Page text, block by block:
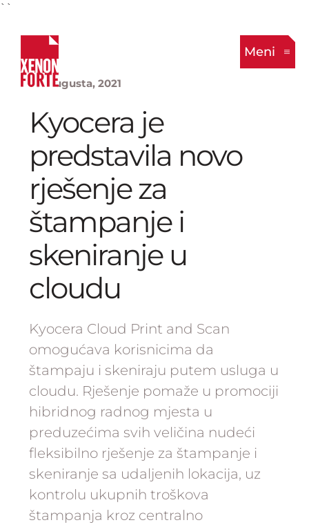
``
Meni
23. Augusta, 2021
Kyocera je
predstavila novo
rješenje za
štampanje i
skeniranje u
cloudu
Kyocera Cloud Print and Scan
omogućava korisnicima da
štampaju i skeniraju putem usluga u
cloudu. Rješenje pomaže u promociji
hibridnog radnog mjesta u
preduzećima svih veličina nudeći
fleksibilno rješenje za štampanje i
skeniranje sa udaljenih lokacija, uz
kontrolu ukupnih troškova
štampanja kroz centralno